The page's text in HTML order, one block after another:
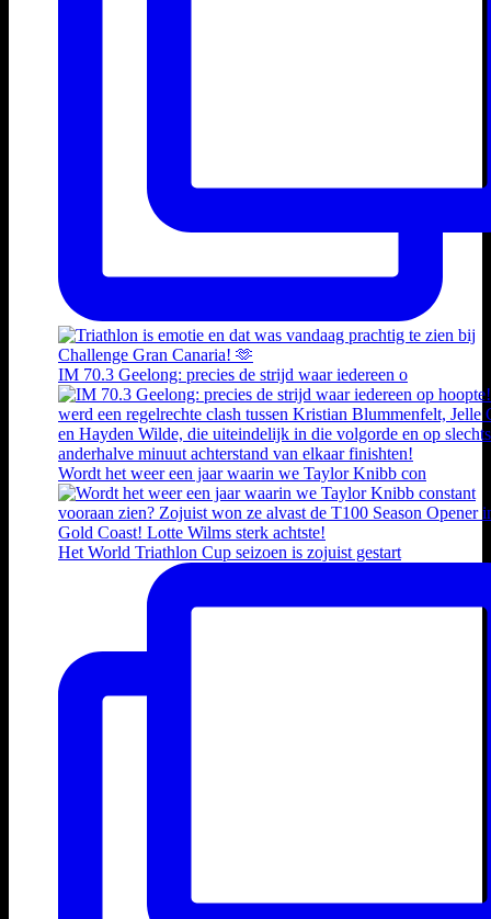
IM 70.3 Geelong: precies de strijd waar iedereen o
Wordt het weer een jaar waarin we Taylor Knibb con
Het World Triathlon Cup seizoen is zojuist gestart